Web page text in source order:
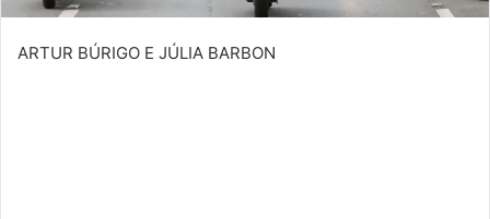
ARTUR BÚRIGO E JÚLIA BARBON